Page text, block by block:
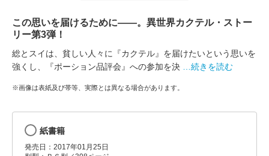
この思いを届けるために――。異世界カクテル・ストー
リー第3弾！
総とスイは、貧しい人々に『カクテル』を届けたいという思いを
強くし、『ポーション品評会』への参加を決
…続きを読む
※画像は表紙及び帯等、実際とは異なる場合があります。
紙書籍
発売日：2017年01月25日